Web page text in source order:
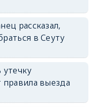
рассказал,
в Сеуту
утечку
правила выезда